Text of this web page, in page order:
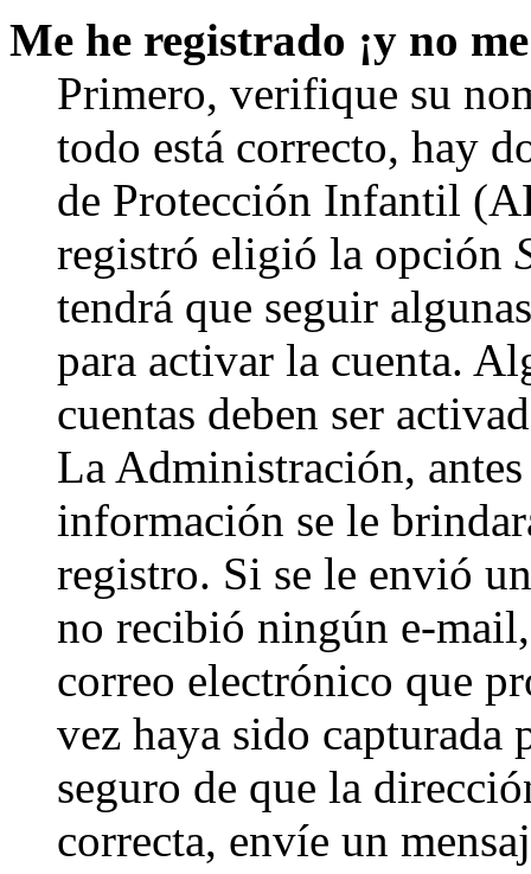
Me he registrado ¡y no
Primero, verifique su
todo está correcto, hay
de Protección Infantil
registró eligió la opción
tendrá que seguir
para activar la cuenta.
cuentas deben ser
La Administración,
información se le
registro. Si se le envió
no recibió ningún e-
correo electrónico que
vez haya sido
seguro de que la
correcta, envíe un